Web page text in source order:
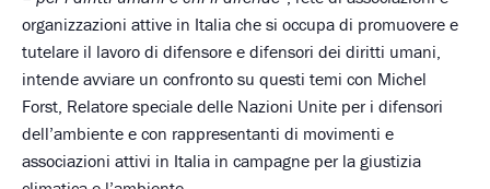
organizzazioni attive in Italia che si occupa di promuovere e
tutelare il lavoro di difensore e difensori dei diritti umani,
intende avviare un confronto su questi temi con Michel
Forst, Relatore speciale delle Nazioni Unite per i difensori
dell’ambiente e con rappresentanti di movimenti e
associazioni attivi in Italia in campagne per la giustizia